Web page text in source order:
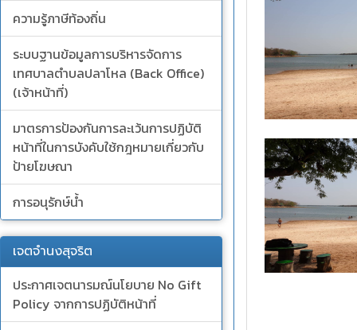
ความรู้ภาษีท้องถิ่น
ระบบฐานข้อมูลการบริหารจัดการ
เทศบาลตำบลปลาโหล (Back Office)
(เจ้าหน้าที่)
มาตรการป้องกันการละเว้นการปฏิบัติ
หน้าที่ในการบังคับใช้กฎหมายเกี่ยวกับ
ป้ายโฆษณา
การอนุรักษ์น้ำ
เจตจำนงสุจริต
ประกาศเจตนารมณ์นโยบาย No Gift
Policy จากการปฏิบัติหน้าที่